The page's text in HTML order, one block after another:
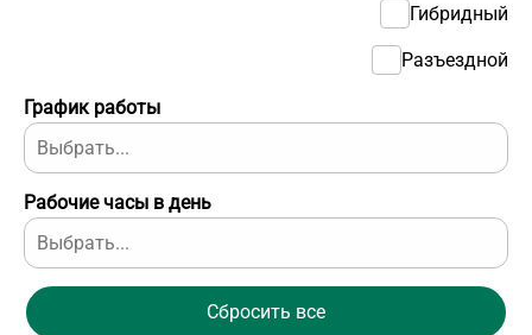
График работы
Рабочие часы в день
Гибридный
Разъездной
Сбросить все